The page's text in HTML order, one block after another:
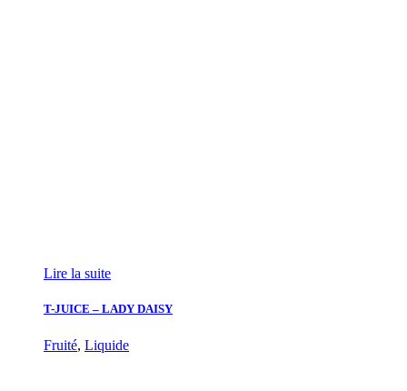
Lire la suite
T-JUICE – LADY DAISY
Fruité, Liquide